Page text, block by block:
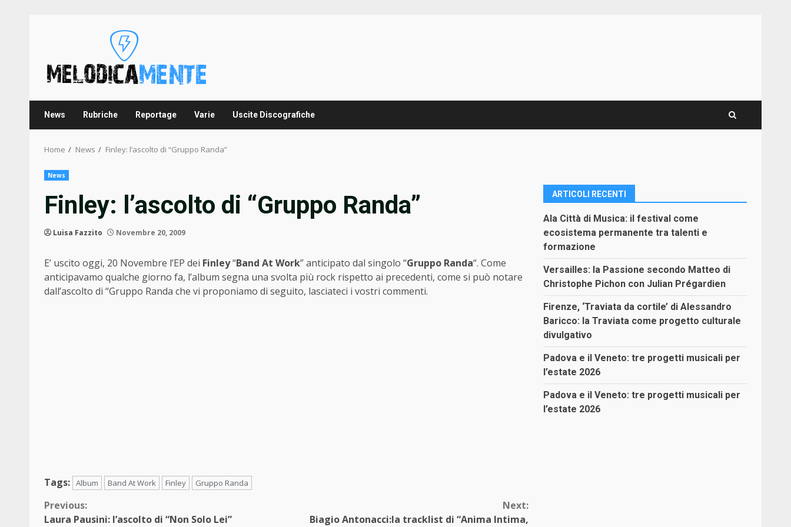
News Rubriche Reportage Varie Uscite Discografiche
Home News Finley: l’ascolto di “Gruppo Randa”
News
Finley: l’ascolto di “Gruppo Randa”
Luisa Fazzito Novembre 20, 2009
E’ uscito oggi, 20 Novembre l’EP dei Finley“Band At Work” anticipato dal singolo “Gruppo Randa“. Come
anticipavamo qualche giorno fa, l’album segna una svolta più rock rispetto ai precedenti, come si può notare
dall’ascolto di “Gruppo Randa che vi proponiamo di seguito, lasciateci i vostri commenti.
Tags: Album Band At Work Finley Gruppo Randa
Continue
Previous:
Laura Pausini: l’ascolto di “Non Solo Lei”
Next:
Biagio Antonacci:la tracklist di “Anima Intima,
ARTICOLI RECENTI
Ala Città di Musica: il festival come
ecosistema permanente tra talenti e
formazione
Versailles: la Passione secondo Matteo di
Christophe Pichon con Julian Prégardien
Firenze, ‘Traviata da cortile’ di Alessandro
Baricco: la Traviata come progetto culturale
divulgativo
Padova e il Veneto: tre progetti musicali per
l’estate 2026
Padova e il Veneto: tre progetti musicali per
l’estate 2026